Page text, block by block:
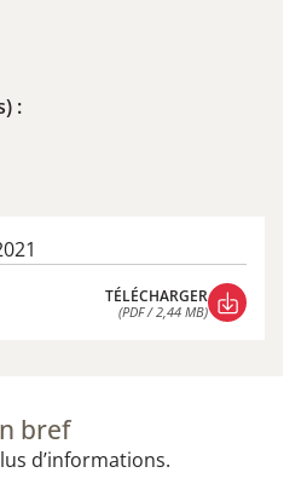
:
TÉLÉCHARGER
(PDF / 2,44 MB)
bref
d’informations.